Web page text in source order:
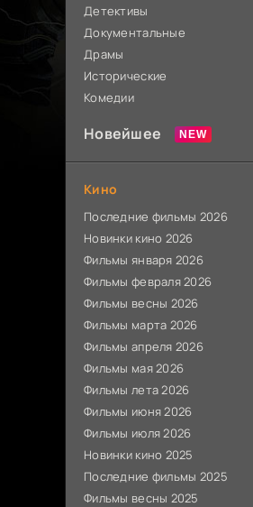
Детективы
Документальные
Драмы
Исторические
Комедии
Новейшее
Кино
Последние фильмы 2026
Новинки кино 2026
Фильмы января 2026
Фильмы февраля 2026
Фильмы весны 2026
Фильмы марта 2026
Фильмы апреля 2026
Фильмы мая 2026
Фильмы лета 2026
Фильмы июня 2026
Фильмы июля 2026
Новинки кино 2025
Последние фильмы 2025
Фильмы весны 2025